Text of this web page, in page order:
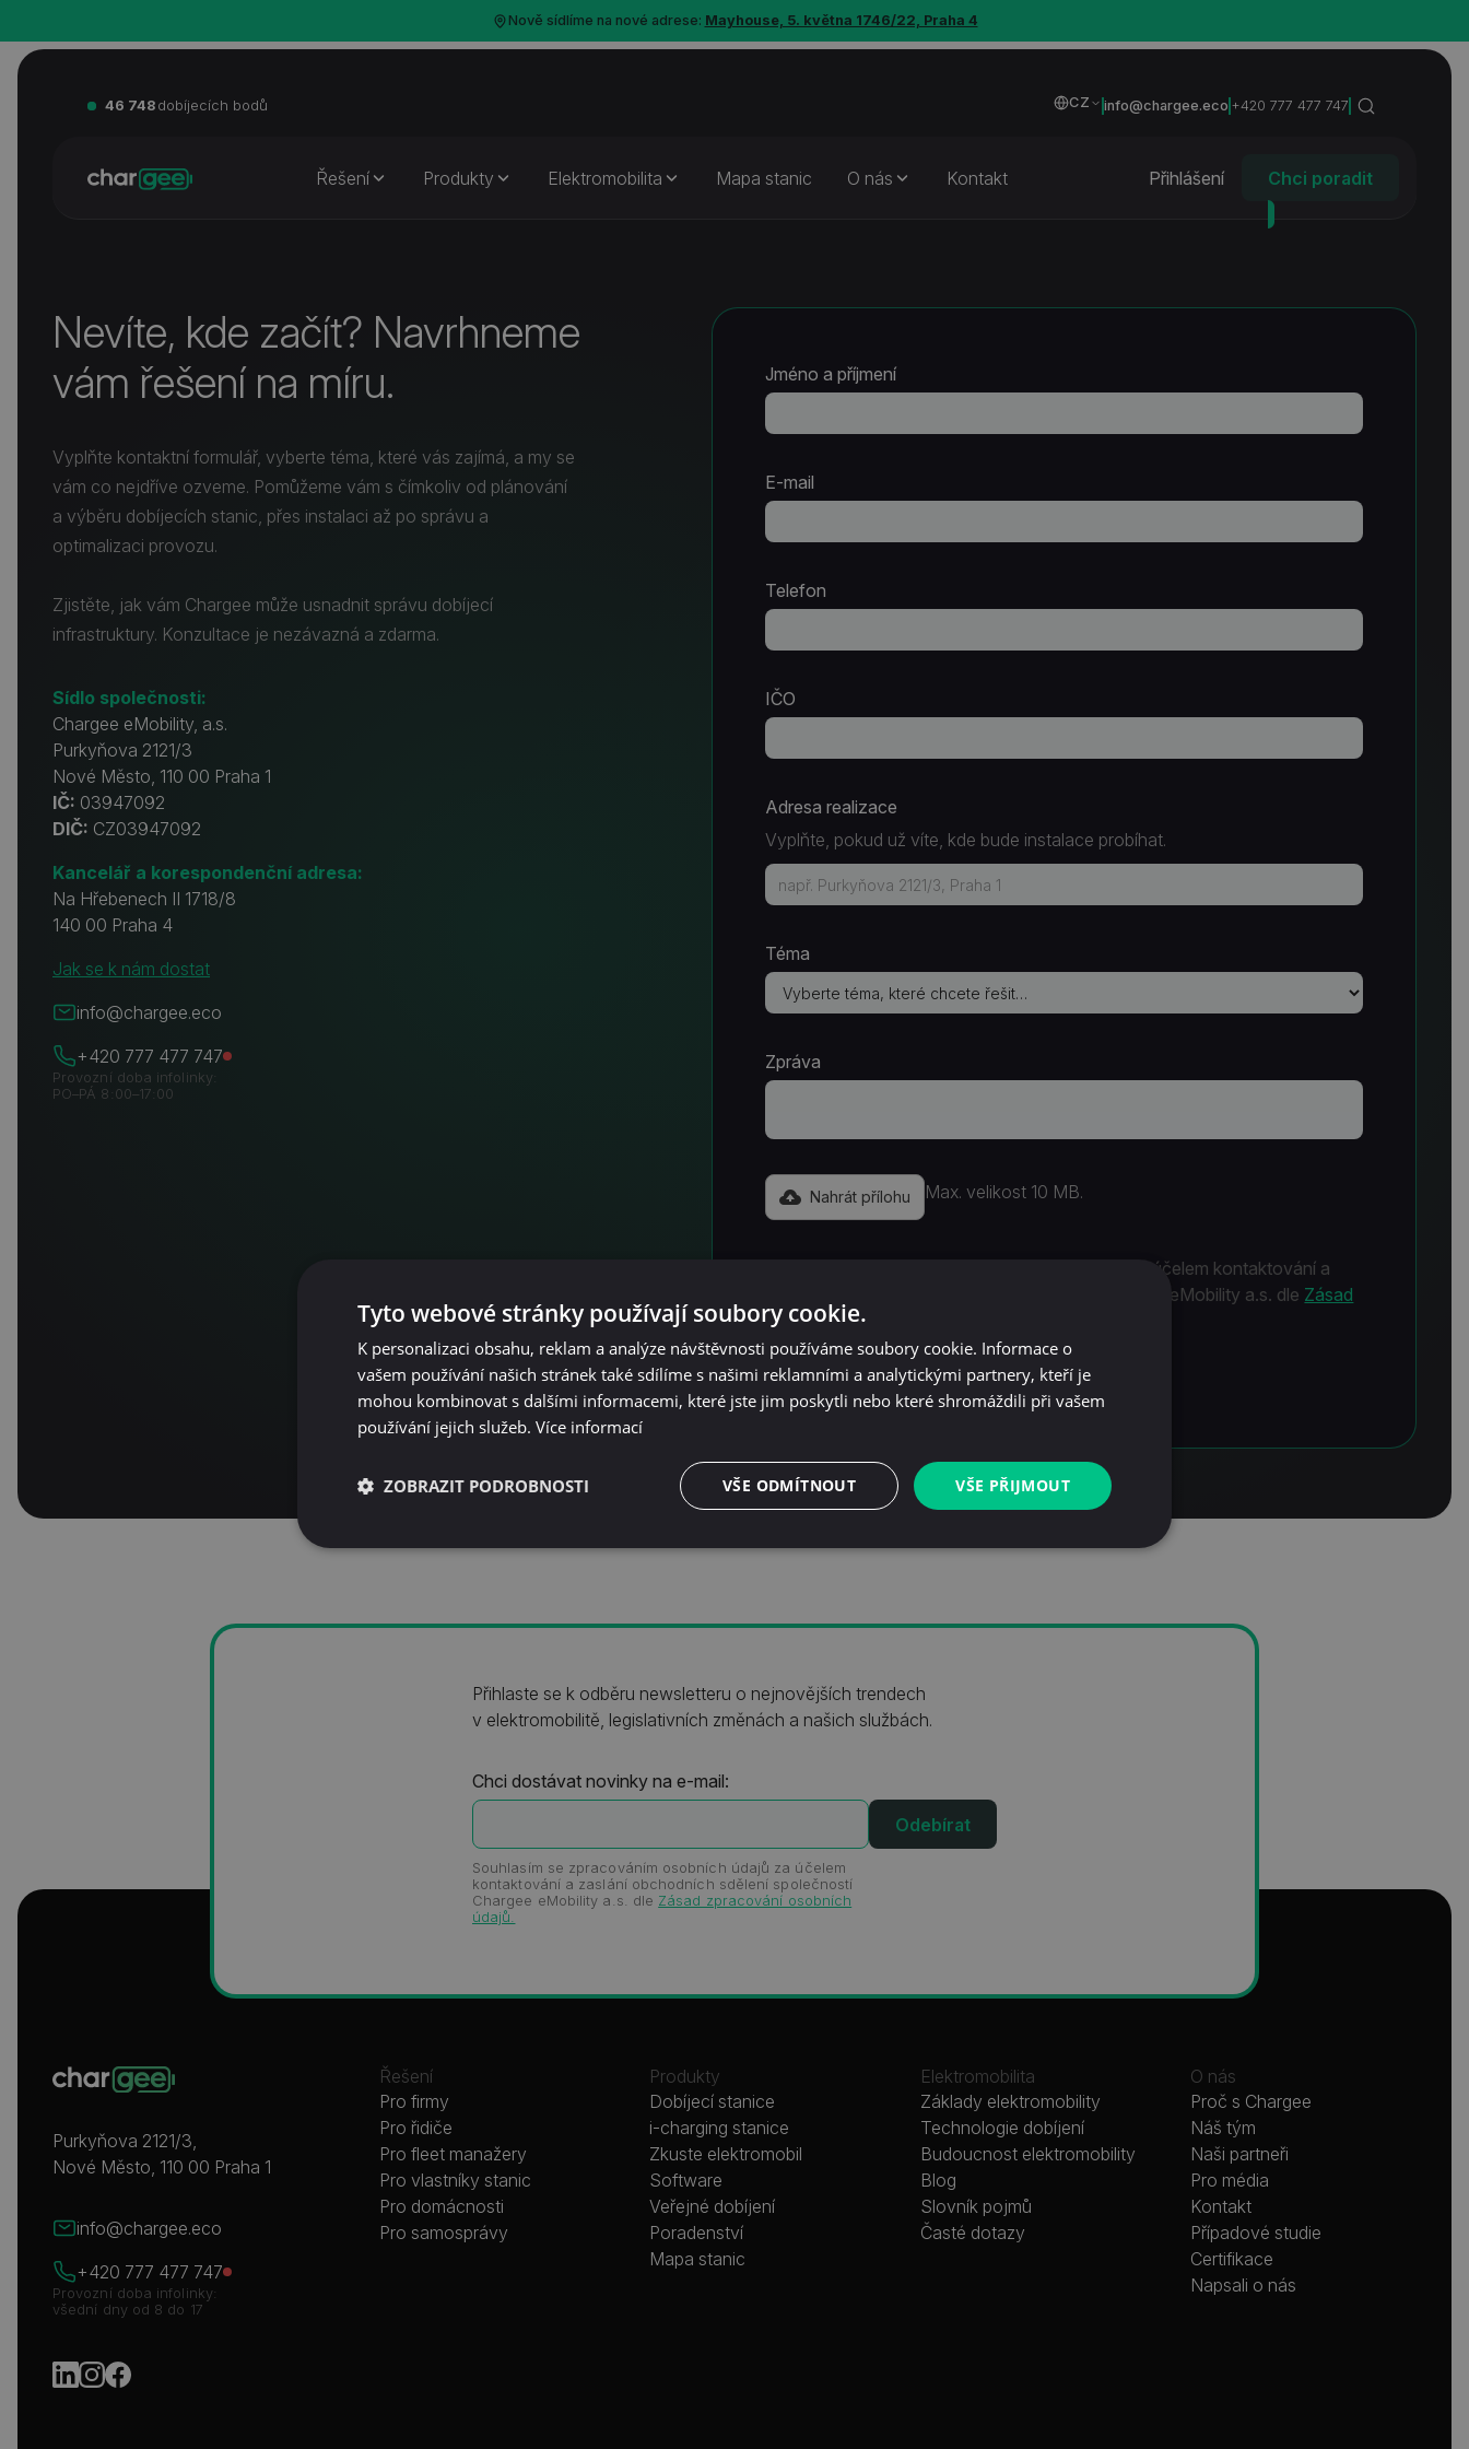
Nově sídlíme na nové adrese: Mayhouse, 5. května 1746/22, Praha 4
46 748 dobíjecích bodů CZ info@chargee.eco +420 777 477 747
Řešení Produkty Elektromobilita Mapa stanic O nás Kontakt Přihlášení Chci poradit
Nevíte, kde začít? Navrhneme
vám řešení na míru.
Vyplňte kontaktní formulář, vyberte téma, které vás zajímá, a my se
vám co nejdříve ozveme. Pomůžeme vám s čímkoliv od plánování
a výběru dobíjecích stanic, přes instalaci až po správu a
optimalizaci provozu.
Zjistěte, jak vám Chargee může usnadnit správu dobíjecí
infrastruktury. Konzultace je nezávazná a zdarma.
Sídlo společnosti:
Chargee eMobility, a.s.
Purkyňova 2121/3
Nové Město, 110 00 Praha 1
IČ: 03947092
DIČ: CZ03947092
Kancelář a korespondenční adresa:
Na Hřebenech II 1718/8
140 00 Praha 4
Jak se k nám dostat
info@chargee.eco
+420 777 477 747
Provozní doba infolinky:
PO–PÁ 8:00–17:00
Jméno a příjmení
E-mail
Telefon
IČO
Adresa realizace
Vyplňte, pokud už víte, kde bude instalace probíhat.
Téma
Zpráva
Nahrát přílohu Max. velikost 10 MB.
Souhlasím se zpracováním osobních údajů za účelem kontaktování a
zaslání obchodních sdělení společností Chargee eMobility a.s. dle Zásad
zpracování osobních údajů.
Přihlaste se k odběru newsletteru o nejnovějších trendech
v elektromobilitě, legislativních změnách a našich službách.
Chci dostávat novinky na e-mail:
Souhlasím se zpracováním osobních údajů za účelem
kontaktování a zaslání obchodních sdělení společností
Chargee eMobility a.s. dle Zásad zpracování osobních
údajů.
Purkyňova 2121/3,
Nové Město, 110 00 Praha 1
info@chargee.eco
+420 777 477 747
Provozní doba infolinky:
všední dny od 8 do 17
Řešení
Pro firmy
Pro řidiče
Pro fleet manažery
Pro vlastníky stanic
Pro domácnosti
Pro samosprávy
Produkty
Dobíjecí stanice
i-charging stanice
Zkuste elektromobil
Software
Veřejné dobíjení
Poradenství
Mapa stanic
Elektromobilita
Základy elektromobility
Technologie dobíjení
Budoucnost elektromobility
Blog
Slovník pojmů
Časté dotazy
O nás
Proč s Chargee
Náš tým
Naši partneři
Pro média
Kontakt
Případové studie
Certifikace
Napsali o nás
Tyto webové stránky používají soubory cookie.
K personalizaci obsahu, reklam a analýze návštěvnosti používáme soubory cookie. Informace o
vašem používání našich stránek také sdílíme s našimi reklamními a analytickými partnery, kteří je
mohou kombinovat s dalšími informacemi, které jste jim poskytli nebo které shromáždili při vašem
používání jejich služeb. Více informací
VŠE PŘIJMOUT
VŠE ODMÍTNOUT
ZOBRAZIT PODROBNOSTI